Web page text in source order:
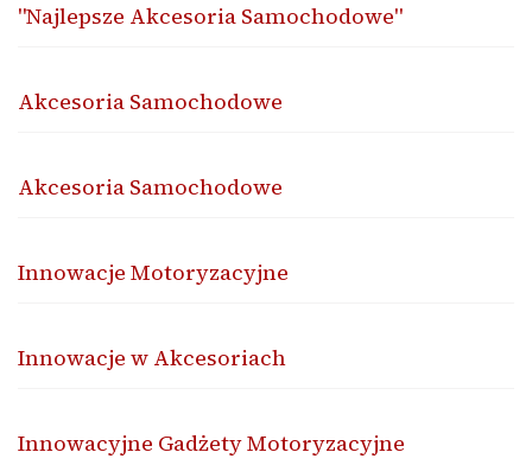
"Najlepsze Akcesoria Samochodowe"
Akcesoria Samochodowe
Akcesoria Samochodowe
Innowacje Motoryzacyjne
Innowacje w Akcesoriach
Innowacyjne Gadżety Motoryzacyjne